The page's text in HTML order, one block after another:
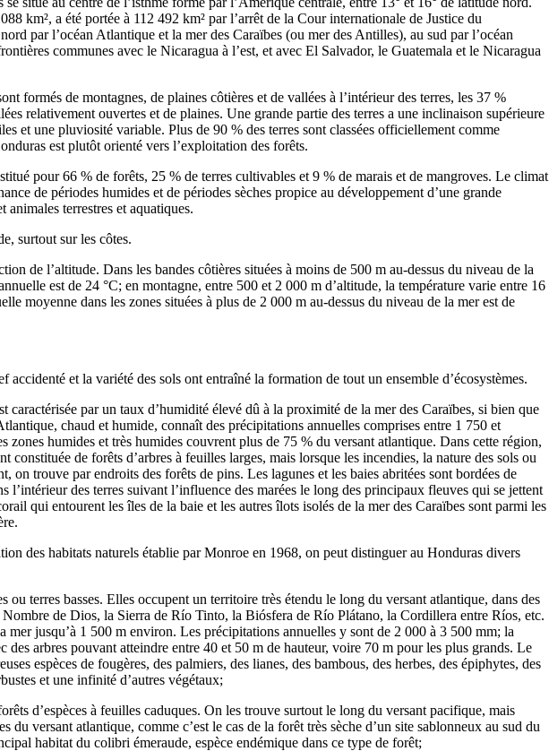
km², a été portée à 112 492 km² par l’arrêt de la Cour internationale de Justice du
par l’océan Atlantique et la mer des Caraïbes (ou mer des Antilles), au sud par l’océan
communes avec le Nicaragua à l’est, et avec El Salvador, le Guatemala et le Nicaragua
formés de montagnes, de plaines côtières et de vallées à l’intérieur des terres, les 37 %
relativement ouvertes et de plaines. Une grande partie des terres a une inclinaison supérieure
et une pluviosité variable. Plus de 90 % des terres sont classées officiellement comme
est plutôt orienté vers l’exploitation des forêts.
pour 66 % de forêts, 25 % de terres cultivables et 9 % de marais et de mangroves. Le climat
de périodes humides et de périodes sèches propice au développement d’une grande
animales terrestres et aquatiques.
surtout sur les côtes.
de l’altitude. Dans les bandes côtières situées à moins de 500 m au-dessus du niveau de la
est de 24 °C; en montagne, entre 500 et 2 000 m d’altitude, la température varie entre 16
moyenne dans les zones situées à plus de 2 000 m au-dessus du niveau de la mer est de
accidenté et la variété des sols ont entraîné la formation de tout un ensemble d’écosystèmes.
caractérisée par un taux d’humidité élevé dû à la proximité de la mer des Caraïbes, si bien que
chaud et humide, connaît des précipitations annuelles comprises entre 1 750 et
zones humides et très humides couvrent plus de 75 % du versant atlantique. Dans cette région,
constituée de forêts d’arbres à feuilles larges, mais lorsque les incendies, la nature des sols ou
on trouve par endroits des forêts de pins. Les lagunes et les baies abritées sont bordées de
l’intérieur des terres suivant l’influence des marées le long des principaux fleuves qui se jettent
qui entourent les îles de la baie et les autres îlots isolés de la mer des Caraïbes sont parmi les
des habitats naturels établie par Monroe en 1968, on peut distinguer au Honduras divers
ou terres basses. Elles occupent un territoire très étendu le long du versant atlantique, dans des
de Dios, la Sierra de Río Tinto, la Biósfera de Río Plátano, la Cordillera entre Ríos, etc.
mer jusqu’à 1 500 m environ. Les précipitations annuelles y sont de 2 000 à 3 500 mm; la
des arbres pouvant atteindre entre 40 et 50 m de hauteur, voire 70 m pour les plus grands. Le
espèces de fougères, des palmiers, des lianes, des bambous, des herbes, des épiphytes, des
et une infinité d’autres végétaux;
d’espèces à feuilles caduques. On les trouve surtout le long du versant pacifique, mais
du versant atlantique, comme c’est le cas de la forêt très sèche d’un site sablonneux au sud du
habitat du colibri émeraude, espèce endémique dans ce type de forêt;